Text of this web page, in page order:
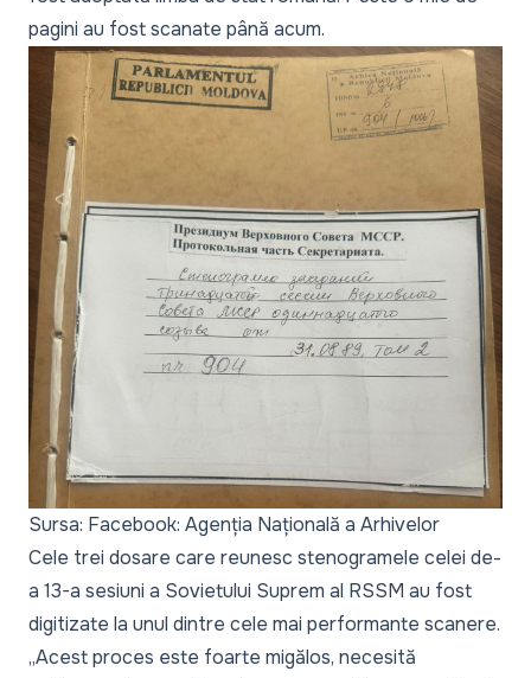
pagini au fost scanate până acum.
Sursa: Facebook: Agenția Națională a Arhivelor
Cele trei dosare care reunesc stenogramele celei de-
a 13-a sesiuni a Sovietului Suprem al RSSM au fost
digitizate la unul dintre cele mai performante scanere.
„Acest proces este foarte migălos, necesită